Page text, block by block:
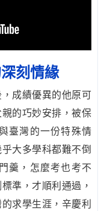
刻情緣
成績優異的他原可
的巧妙安排，被保
臺灣的一份特殊情
大多學科都難不倒
羹，怎麼考也考不
準，才順利通過，
求學生涯，辛慶利